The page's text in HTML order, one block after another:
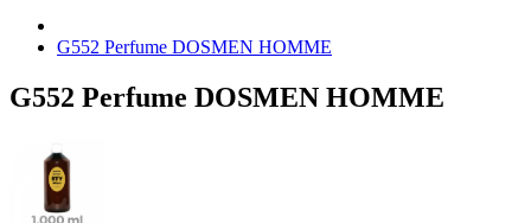
G552 Perfume DOSMEN HOMME
G552 Perfume DOSMEN HOMME